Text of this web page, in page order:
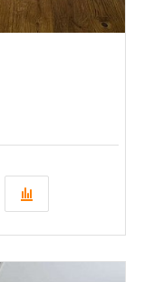
Розміри: 500-1200х120х15; 500-1200х120х20; 120х15х500-1500; 90х15х400-1000; 400-1000х90х15; 400-1200х120х15;